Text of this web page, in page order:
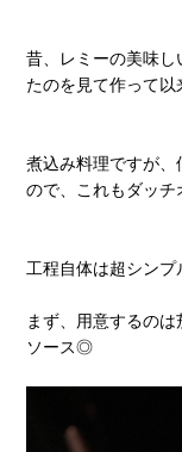
昔、レミーの美味し
たのを見て作って
煮込み料理ですが
ので、これもダッ
工程自体は超シンプ
まず、用意するの
ソース◎